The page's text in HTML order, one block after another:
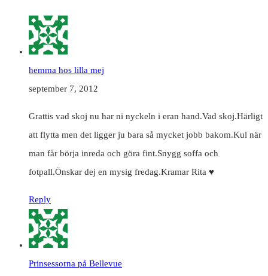
hemma hos lilla mej
september 7, 2012
Grattis vad skoj nu har ni nyckeln i eran hand.Vad skoj.Härligt
att flytta men det ligger ju bara så mycket jobb bakom.Kul när
man får börja inreda och göra fint.Snygg soffa och
fotpall.Önskar dej en mysig fredag.Kramar Rita ♥
Reply
Prinsessorna på Bellevue